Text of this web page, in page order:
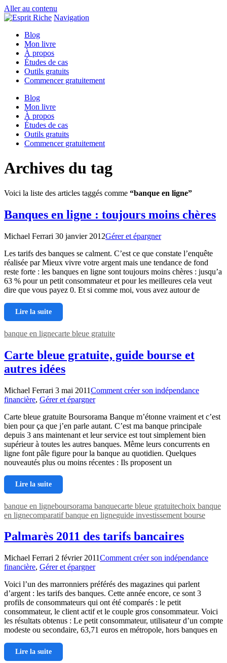
Aller au contenu
Navigation
Blog
Mon livre
À propos
Études de cas
Outils gratuits
Commencer gratuitement
Blog
Mon livre
À propos
Études de cas
Outils gratuits
Commencer gratuitement
Archives du tag
Voici la liste des articles taggés comme “banque en ligne”
Banques en ligne : toujours moins chères
Michael Ferrari 30 janvier 2012Gérer et épargner
Les tarifs des banques se calment. C’est ce que constate l’enquête
réalisée par Mieux vivre votre argent mais une tendance de fond
reste forte : les banques en ligne sont toujours moins chères : jusqu’a
63 % pour un petit consommateur et pour les meilleures cela veut
dire que vous payez 0. Et si comme moi, vous avez autour de
Lire la suite
banque en lignecarte bleue gratuite
Carte bleue gratuite, guide bourse et
autres idées
Michael Ferrari 3 mai 2011Comment créer son indépendance
financière, Gérer et épargner
Carte bleue gratuite Boursorama Banque m’étonne vraiment et c’est
bien pour ça que j’en parle autant. C’est ma banque principale
depuis 3 ans maintenant et leur service est tout simplement bien
supérieur à toutes les autres banques. Même leurs concurrents en
ligne font pâle figure pour la banque au quotidien. Quelques
nouveautés plus ou moins récentes : Ils proposent un
Lire la suite
banque en ligneboursorama banquecarte bleue gratuitechoix banque
en lignecomparatif banque en ligneguide investissement bourse
Palmarès 2011 des tarifs bancaires
Michael Ferrari 2 février 2011Comment créer son indépendance
financière, Gérer et épargner
Voici l’un des marronniers préférés des magazines qui parlent
d’argent : les tarifs des banques. Cette année encore, ce sont 3
profils de consommateurs qui ont été comparés : le petit
consommateur, le client actif et le couple gros consommateur. Voici
les résultats obtenus : Le petit consommateur, utilisateur d’un compte
mo­deste ou secondaire, 63,71 euros en métropole, hors banques en
Lire la suite